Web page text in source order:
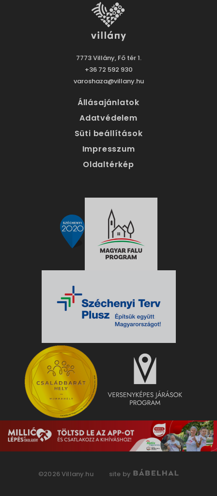
7773 Villány, Fő tér 1.
+36 72 592 930
varoshaza@villany.hu
Állásajánlatok
Adatvédelem
Süti beállítások
Impresszum
Oldaltérkép
©2026 Villany.hu site by